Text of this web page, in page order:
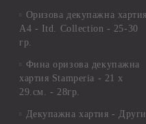
Оризова декупажна хартия
А4 - Itd. Collection - 25-30
гр.
Фина оризова декупажна
хартия Stamperia - 21 х
29.см. - 28гр.
Декупажна хартия - Други